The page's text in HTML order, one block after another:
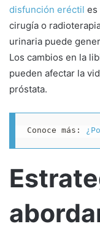
disfunción eréctil es
cirugía o
urinaria puede
Los cambios en la
pueden afectar la
próstata.
Conoce más: